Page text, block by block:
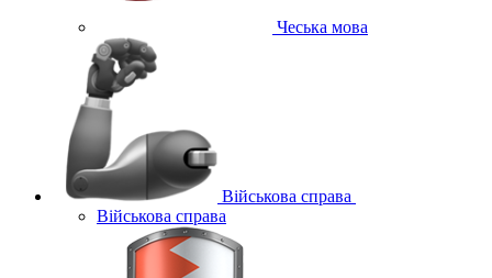
Чеська мова
Військова справа
Військова справа